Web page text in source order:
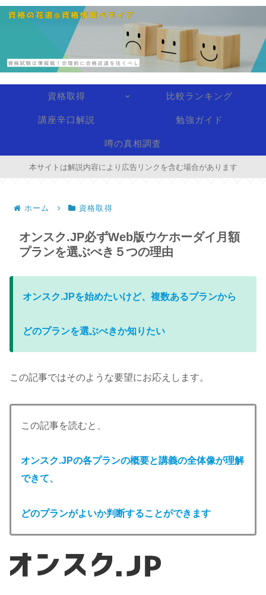
資格取得 比較ランキング
講座辛口解説 勉強ガイド
噂の真相調査
本サイトは解説内容により広告リンクを含む場合があります
ホーム 資格取得
オンスク.JP必ずWeb版ウケホーダイ月額
プランを選ぶべき５つの理由
オンスク.JPを始めたいけど、複数あるプランから
どのプランを選ぶべきか知りたい
この記事ではそのような要望にお応えします。
この記事を読むと、
オンスク.JPの各プランの概要と講義の全体像が理解
できて、
どのプランがよいか判断することができます